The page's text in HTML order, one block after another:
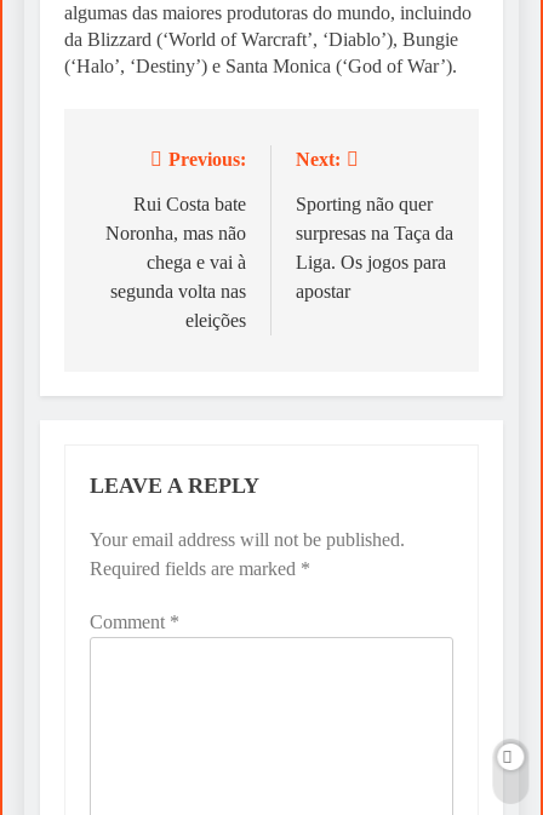
algumas das maiores produtoras do mundo, incluindo
da Blizzard (‘World of Warcraft’, ‘Diablo’), Bungie
(‘Halo’, ‘Destiny’) e Santa Monica (‘God of War’).
navigation
Previous:
Rui Costa bate
Noronha, mas não
chega e vai à
segunda volta nas
eleições
Next:
Sporting não quer
surpresas na Taça da
Liga. Os jogos para
apostar
LEAVE A REPLY
Your email address will not be published.
Required fields are marked *
Comment *